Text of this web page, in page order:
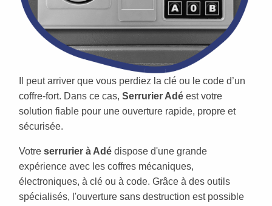
Il peut arriver que vous perdiez la clé ou le code d’un
coffre-fort. Dans ce cas, Serrurier Adé est votre
solution fiable pour une ouverture rapide, propre et
sécurisée.
Votre serrurier à Adé dispose d'une grande
expérience avec les coffres mécaniques,
électroniques, à clé ou à code. Grâce à des outils
spécialisés, l'ouverture sans destruction est possible